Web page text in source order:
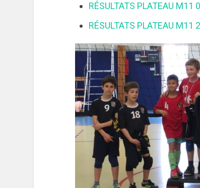
RÉSULTATS PLATEAU
RÉSULTATS PLATEAU